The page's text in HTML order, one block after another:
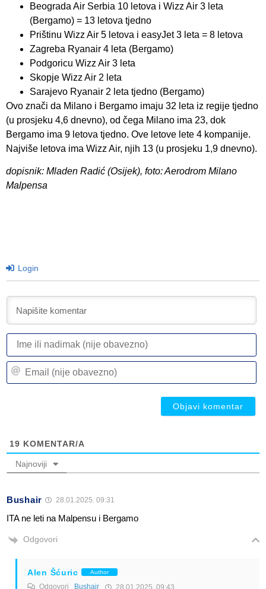
Beograda Air Serbia 10 letova i Wizz Air 3 leta
(Bergamo) = 13 letova tjedno
Prištinu Wizz Air 5 letova i easyJet 3 leta = 8 letova
Zagreba Ryanair 4 leta (Bergamo)
Podgoricu Wizz Air 3 leta
Skopje Wizz Air 2 leta
Sarajevo Ryanair 2 leta tjedno (Bergamo)
Ovo znači da Milano i Bergamo imaju 32 leta iz regije tjedno
(u prosjeku 4,6 dnevno), od čega Milano ima 23, dok
Bergamo ima 9 letova tjedno. Ove letove lete 4 kompanije.
Najviše letova ima Wizz Air, njih 13 (u prosjeku 1,9 dnevno).
dopisnik: Mladen Radić (Osijek), foto: Aerodrom Milano
Malpensa
Login
19 KOMENTAR/A
Najnoviji
Bushair 28.01.2025. 09:31
ITA ne leti na Malpensu i Bergamo
Odgovori
Alen Šćuric Author
Odgovori Bushair 28.01.2025. 09:43